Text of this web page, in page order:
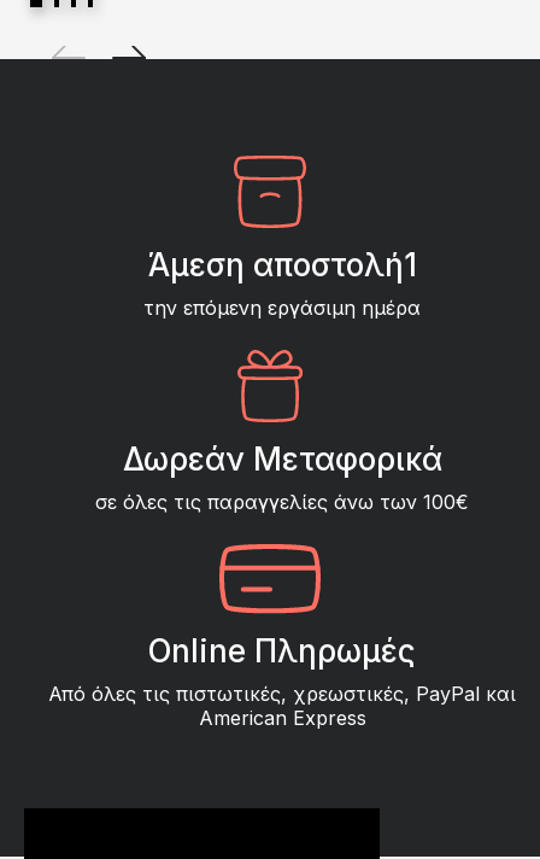
Άμεση αποστολή1
την επόμενη εργάσιμη ημέρα
Δωρεάν Μεταφορικά
σε όλες τις παραγγελίες άνω των 100€
Online Πληρωμές
Από όλες τις πιστωτικές, χρεωστικές, PayPal και
American Express